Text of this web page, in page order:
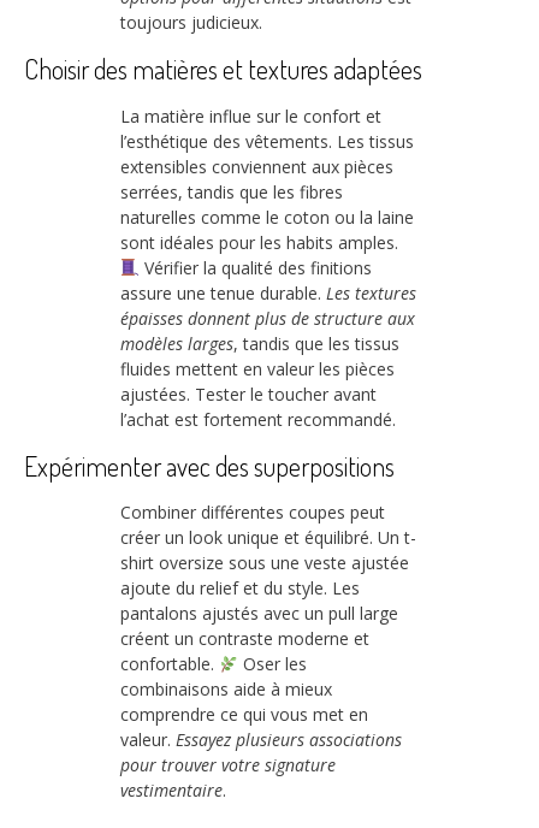
toujours judicieux.
Choisir des matières et textures adaptées
La matière influe sur le confort et
l’esthétique des vêtements. Les tissus
extensibles conviennent aux pièces
serrées, tandis que les fibres
naturelles comme le coton ou la laine
sont idéales pour les habits amples.
Vérifier la qualité des finitions
assure une tenue durable. Les textures
épaisses donnent plus de structure aux
modèles larges, tandis que les tissus
fluides mettent en valeur les pièces
ajustées. Tester le toucher avant
l’achat est fortement recommandé.
Expérimenter avec des superpositions
Combiner différentes coupes peut
créer un look unique et équilibré. Un t-
shirt oversize sous une veste ajustée
ajoute du relief et du style. Les
pantalons ajustés avec un pull large
créent un contraste moderne et
confortable.
Oser les
combinaisons aide à mieux
comprendre ce qui vous met en
valeur. Essayez plusieurs associations
pour trouver votre signature
vestimentaire.